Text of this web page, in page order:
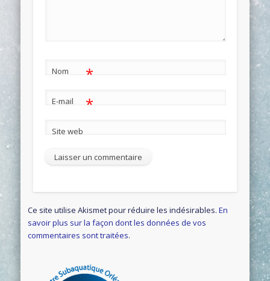
Nom *
E-mail *
Site web
Ce site utilise Akismet pour réduire les indésirables.En
savoir plus sur la façon dont les données de vos
commentaires sont traitées.